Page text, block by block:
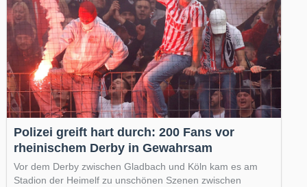
Polizei greift hart durch: 200 Fans vor
rheinischem Derby in Gewahrsam
Vor dem Derby zwischen Gladbach und Köln kam es am
Stadion der Heimelf zu unschönen Szenen zwischen